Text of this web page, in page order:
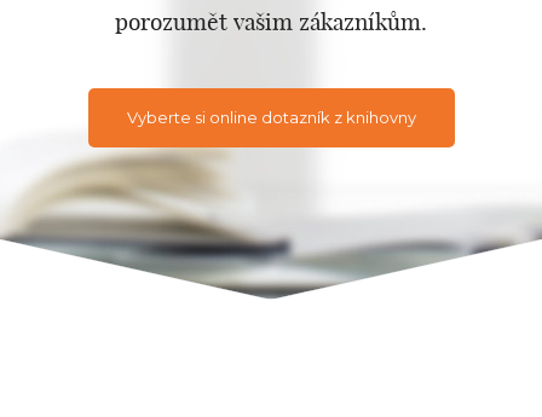
porozumět vašim zákazníkům.
Vyberte si online dotazník z knihovny